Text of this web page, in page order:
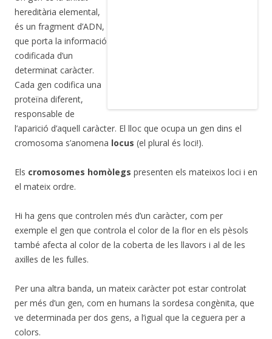
hereditària elemental,
és un fragment d’ADN,
que porta la informació
codificada d’un
determinat caràcter.
Cada gen codifica una
proteïna diferent,
responsable de
l’aparició d’aquell caràcter. El lloc que ocupa un gen dins el
cromosoma s’anomena locus (el plural és loci!).
Els cromosomes homòlegs presenten els mateixos loci i en
el mateix ordre.
Hi ha gens que controlen més d’un caràcter, com per
exemple el gen que controla el color de la flor en els pèsols
també afecta al color de la coberta de les llavors i al de les
axil·les de les fulles.
Per una altra banda, un mateix caràcter pot estar controlat
per més d’un gen, com en humans la sordesa congènita, que
ve determinada per dos gens, a l’igual que la ceguera per a
colors.